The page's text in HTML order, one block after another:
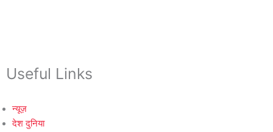
Useful Links
न्यूज़
देश दुनिया